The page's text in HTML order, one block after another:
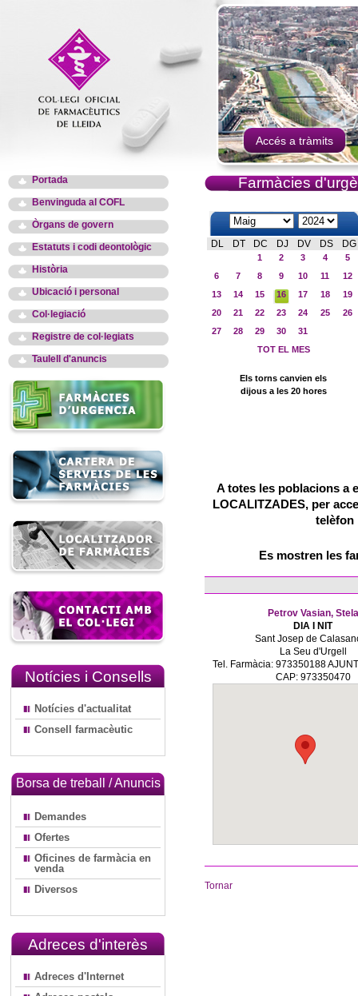
Accés a tràmits
Portada
Benvinguda al COFL
Òrgans de govern
Estatuts i codi deontològic
Història
Ubicació i personal
Col·legiació
Registre de col·legiats
Taulell d'anuncis
Notícies i Consells
Notícies d'actualitat
Consell farmacèutic
Borsa de treball / Anuncis
Demandes
Ofertes
Oficines de farmàcia en
venda
Diversos
Adreces d'interès
Adreces d'Internet
Farmàcies
DL DT DC DJ DV DS DG
1 2 3 4
5
6
7 8 9 10 11
12
13
14 15 16 17 18
19
20
21 22 23 24 25
26
27
28 29 30
31
TOT EL MES
Els torns canvien els
dijous a les 20 hores
A totes les poblacions a
LOCALITZADES, per
telèfon
Es mostren les
Petrov Vasian, Stela
DIA I NIT
Sant Josep de
La Seu d'Urgell
Tel. Farmàcia: 973350188
CAP: 973350470
Tornar